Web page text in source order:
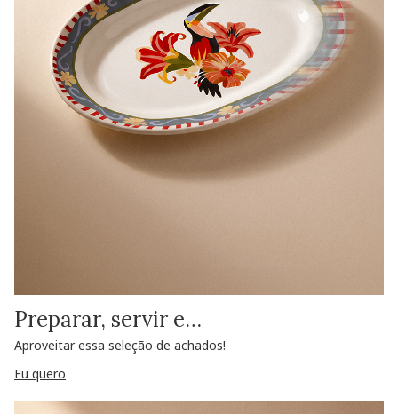
Preparar, servir e…
Aproveitar essa seleção de achados!
Eu quero